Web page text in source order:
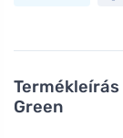
Termékleírás
Green